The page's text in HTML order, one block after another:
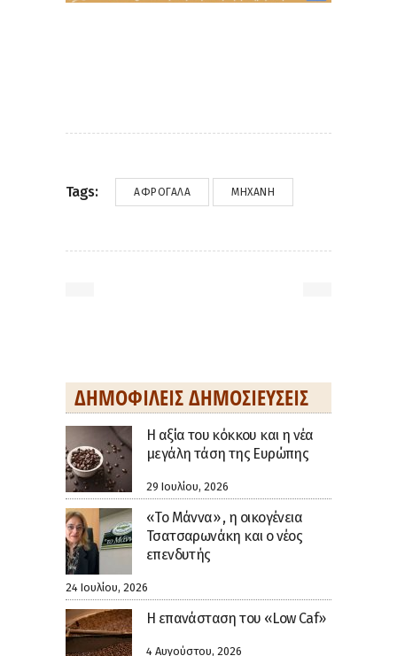
Tags: ΑΦΡΌΓΑΛΑ ΜΗΧΑΝΉ
ΔΗΜΟΦΙΛΕΊΣ ΔΗΜΟΣΙΕΎΣΕΙΣ
H αξία του κόκκου και η νέα
μεγάλη τάση της Ευρώπης
29 Ιουλίου, 2026
«Το Μάννα» , η οικογένεια
Τσατσαρωνάκη και ο νέος
επενδυτής
24 Ιουλίου, 2026
Η επανάσταση του «Low Caf»
4 Αυγούστου, 2026